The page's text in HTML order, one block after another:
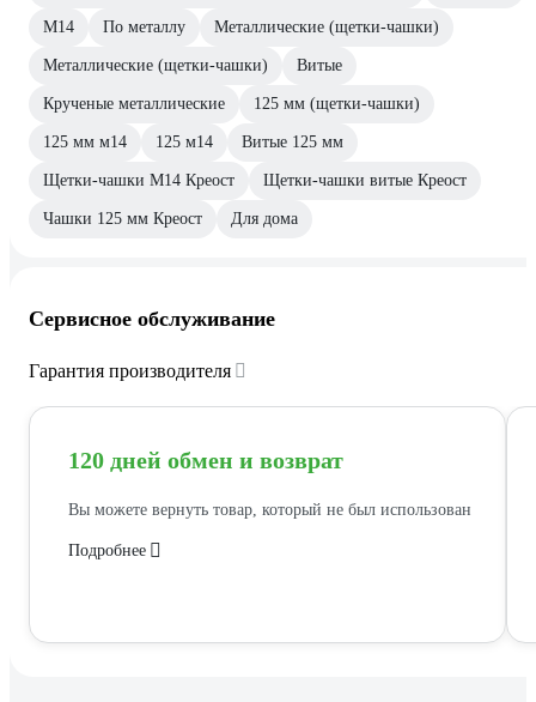
М14 По металлу Металлические (щетки-чашки)
Металлические (щетки-чашки) Витые
Крученые металлические 125 мм (щетки-чашки)
125 мм м14 125 м14 Витые 125 мм
Щетки-чашки М14 Креост Щетки-чашки витые Креост
Чашки 125 мм Креост Для дома
Сервисное обслуживание
Гарантия производителя
120 дней обмен и возврат
Вы можете вернуть товар, который не был использован
Подробнее